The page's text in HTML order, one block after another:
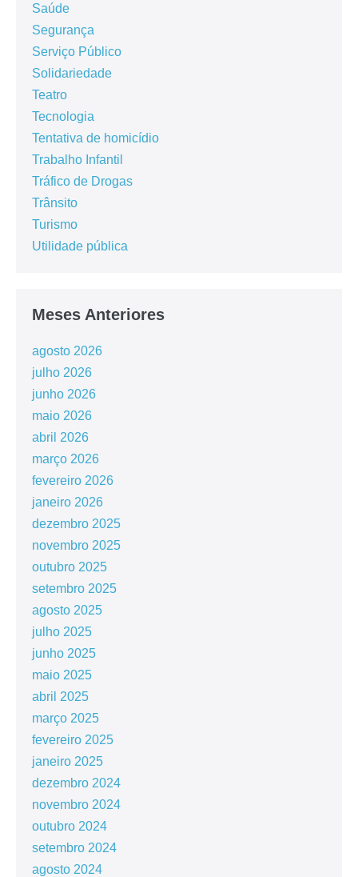
Saúde
Segurança
Serviço Público
Solidariedade
Teatro
Tecnologia
Tentativa de homicídio
Trabalho Infantil
Tráfico de Drogas
Trânsito
Turismo
Utilidade pública
Meses Anteriores
agosto 2026
julho 2026
junho 2026
maio 2026
abril 2026
março 2026
fevereiro 2026
janeiro 2026
dezembro 2025
novembro 2025
outubro 2025
setembro 2025
agosto 2025
julho 2025
junho 2025
maio 2025
abril 2025
março 2025
fevereiro 2025
janeiro 2025
dezembro 2024
novembro 2024
outubro 2024
setembro 2024
agosto 2024